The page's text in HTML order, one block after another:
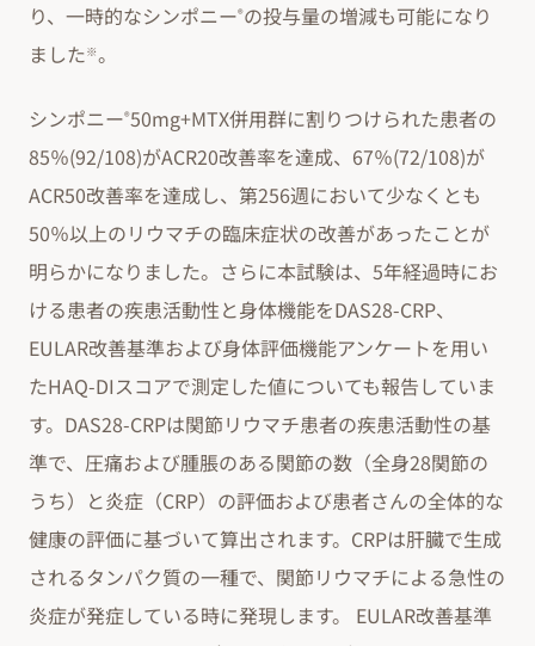
り、一時的なシンポニー®の投与量の増減も可能になり
ました※。
シンポニー®50mg+MTX併用群に割りつけられた患者の
85％(92/108)がACR20改善率を達成、67％(72/108)が
ACR50改善率を達成し、第256週において少なくとも
50％以上のリウマチの臨床症状の改善があったことが
明らかになりました。さらに本試験は、5年経過時にお
ける患者の疾患活動性と身体機能をDAS28-CRP、
EULAR改善基準および身体評価機能アンケートを用い
たHAQ-DIスコアで測定した値についても報告していま
す。DAS28-CRPは関節リウマチ患者の疾患活動性の基
準で、圧痛および腫脹のある関節の数（全身28関節の
うち）と炎症（CRP）の評価および患者さんの全体的な
健康の評価に基づいて算出されます。CRPは肝臓で生成
されるタンパク質の一種で、関節リウマチによる急性の
炎症が発症している時に発現します。 EULAR改善基準